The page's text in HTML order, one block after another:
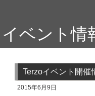
イベント情
Terzoイベント開催
2015年6月9日